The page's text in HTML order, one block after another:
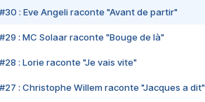
#30 : Eve Angeli raconte "Avant de partir"
#29 : MC Solaar raconte "Bouge de là"
#28 : Lorie raconte "Je vais vite"
#27 : Christophe Willem raconte "Jacques a dit"